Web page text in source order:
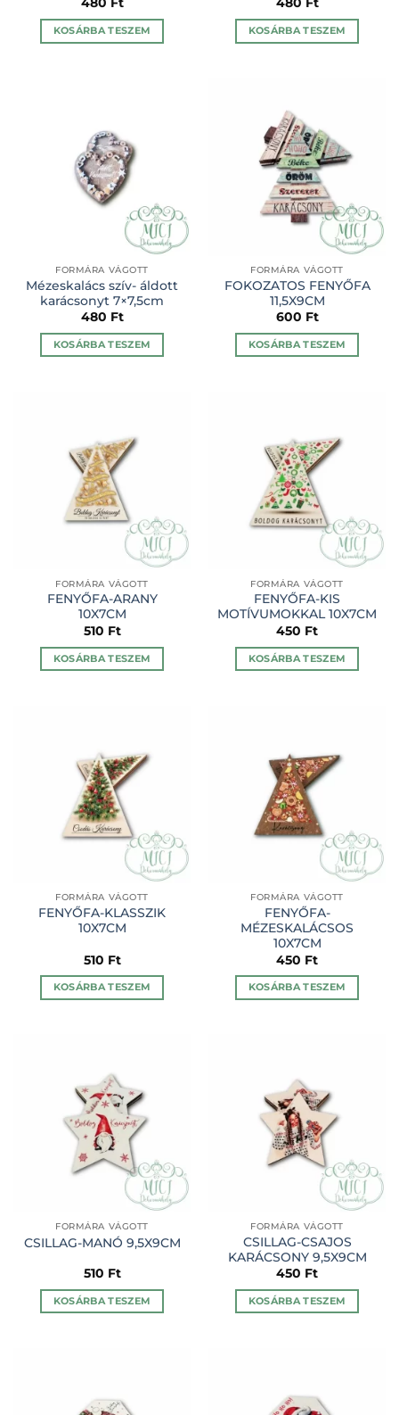
480 Ft
KOSÁRBA TESZEM
480 Ft
KOSÁRBA TESZEM
FORMÁRA VÁGOTT
Mézeskalács szív- áldott
karácsonyt 7×7,5cm
480 Ft
KOSÁRBA TESZEM
FORMÁRA VÁGOTT
FOKOZATOS FENYŐFA
11,5X9CM
600 Ft
KOSÁRBA TESZEM
FORMÁRA VÁGOTT
FENYŐFA-ARANY
10X7CM
510 Ft
KOSÁRBA TESZEM
FORMÁRA VÁGOTT
FENYŐFA-KIS
MOTÍVUMOKKAL 10X7CM
450 Ft
KOSÁRBA TESZEM
FORMÁRA VÁGOTT
FENYŐFA-KLASSZIK
10X7CM
510 Ft
KOSÁRBA TESZEM
FORMÁRA VÁGOTT
FENYŐFA-
MÉZESKALÁCSOS
10X7CM
450 Ft
KOSÁRBA TESZEM
FORMÁRA VÁGOTT
CSILLAG-MANÓ 9,5X9CM
510 Ft
KOSÁRBA TESZEM
FORMÁRA VÁGOTT
CSILLAG-CSAJOS
KARÁCSONY 9,5X9CM
450 Ft
KOSÁRBA TESZEM